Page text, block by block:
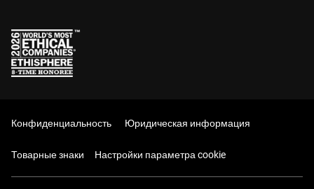
Конфиденциальность Юридическая информация
Товарные знаки Настройки параметра cookie